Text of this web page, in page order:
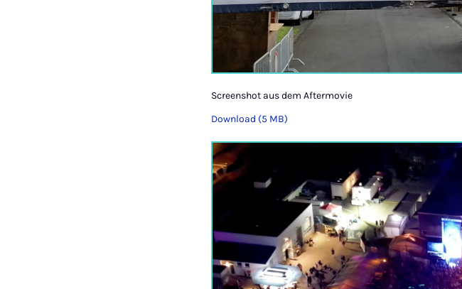
Screenshot aus dem Aftermovie
Download (5 MB)